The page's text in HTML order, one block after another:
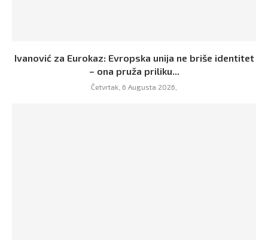
Ivanović za Eurokaz: Evropska unija ne briše identitet
– ona pruža priliku...
Četvrtak, 6 Augusta 2026,